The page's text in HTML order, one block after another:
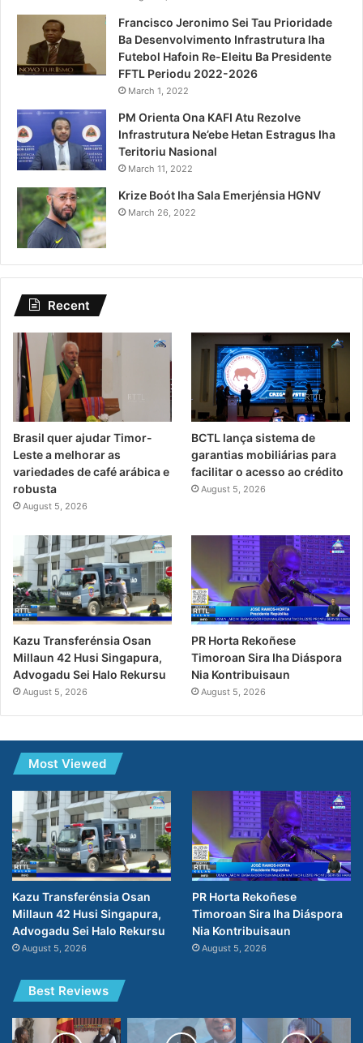
Francisco Jeronimo Sei Tau Prioridade
Ba Desenvolvimento Infrastrutura Iha
Futebol Hafoin Re-Eleitu Ba Presidente
FFTL Periodu 2022-2026
March 1, 2022
PM Orienta Ona KAFI Atu Rezolve
Infrastrutura Ne’ebe Hetan Estragus Iha
Teritoriu Nasional
March 11, 2022
Krize Boót Iha Sala Emerjénsia HGNV
March 26, 2022
Recent
Brasil quer ajudar Timor-
Leste a melhorar as
variedades de café arábica e
robusta
August 5, 2026
BCTL lança sistema de
garantias mobiliárias para
facilitar o acesso ao crédito
August 5, 2026
Kazu Transferénsia Osan
Millaun 42 Husi Singapura,
Advogadu Sei Halo Rekursu
August 5, 2026
PR Horta Rekoñese
Timoroan Sira Iha Diáspora
Nia Kontribuisaun
August 5, 2026
Most Viewed
Kazu Transferénsia Osan
Millaun 42 Husi Singapura,
Advogadu Sei Halo Rekursu
August 5, 2026
PR Horta Rekoñese
Timoroan Sira Iha Diáspora
Nia Kontribuisaun
August 5, 2026
Best Reviews